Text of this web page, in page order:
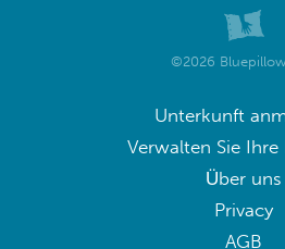
©2026
Unterkunft
Verwalten Sie
Über uns
Privacy
AGB